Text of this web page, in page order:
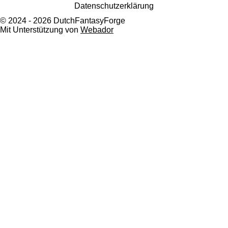
Datenschutzerklärung
© 2024 - 2026 DutchFantasyForge
Mit Unterstützung von Webador